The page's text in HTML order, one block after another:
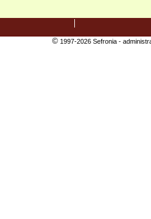
©1997-2026 Sefronia -